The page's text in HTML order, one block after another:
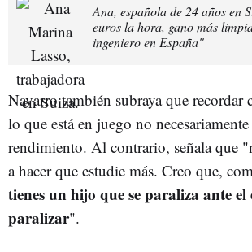
Ana, española de 24 años en
euros la hora, gano más
ingeniero en España"
Navarro también subraya que recordar
lo que está en juego no
rendimiento. Al contrario, señala que
a hacer que estudie más. Creo que,
tienes un hijo que se paraliza ante el
paralizar".